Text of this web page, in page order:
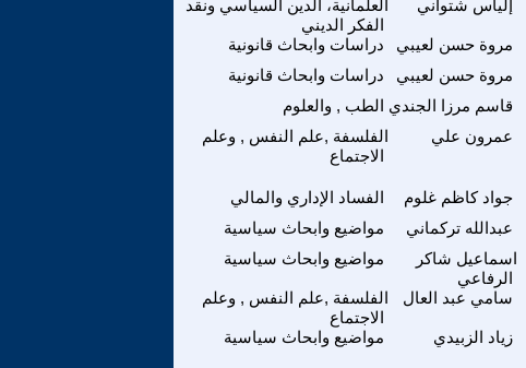
العلمانية، الدين السياسي ونقد
الفكر الديني
إلياس شتواني
دراسات وابحاث قانونية مروة حسن لعيبي
دراسات وابحاث قانونية
مروة حسن لعيبي
الطب , والعلوم قاسم مرزا الجندي
الفلسفة ,علم النفس , وعلم
الاجتماع
عمرون علي
الفساد الإداري والمالي جواد كاظم غلوم
مواضيع وابحاث سياسية
عبدالله تركماني
مواضيع وابحاث سياسية
اسماعيل شاكر
الرفاعي
الفلسفة ,علم النفس , وعلم
الاجتماع
سامي عبد العال
مواضيع وابحاث سياسية زياد الزبيدي